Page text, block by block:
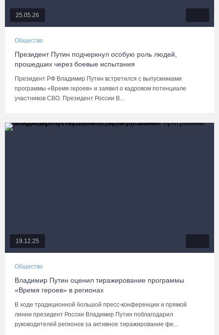
25.05.26
Общество
Президент Путин подчеркнул особую роль людей,
прошедших через боевые испытания
Президент РФ Владимир Путин встретился с выпускниками
программы «Время героев» и заявил о кадровом потенциале
участников СВО. Президент России В...
19.12.25
Общество
Владимир Путин оценил тиражирование программы
«Время героев» в регионах
В ходе традиционной большой пресс-конференции и прямой
линии президент России Владимир Путин поблагодарил
руководителей регионов за активное тиражирование фе...